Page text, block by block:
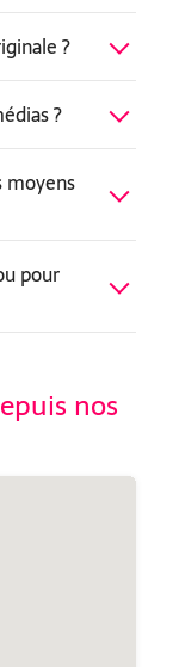
?
?
moyens
pour
nos